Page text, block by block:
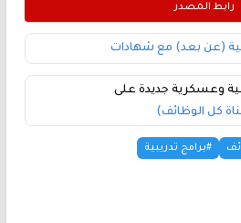
رابط المصدر
(عن بعد) مع شهادات
وعسكرية جديدة على
كل الوظائف)
#برامج تدريبية